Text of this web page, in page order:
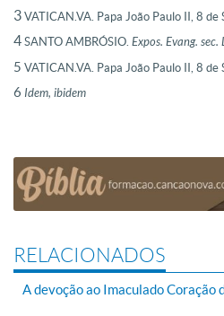
3 VATICAN.VA. Papa João Paulo II, 8
4 SANTO AMBRÓSIO. Expos. Evang. sec.
5 VATICAN.VA. Papa João Paulo II, 8
6 Idem, ibidem
RELACIONADOS
A devoção ao Imaculado Coração